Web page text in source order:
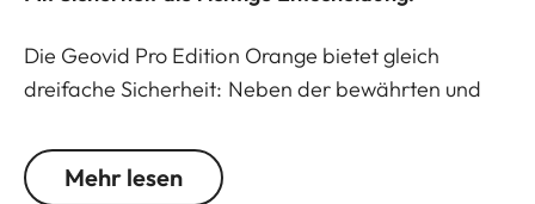
Die Geovid Pro Edition Orange bietet gleich
dreifache Sicherheit: Neben der bewährten und
der Möglichkeit, präzise ballistische Schusswerte zu
ermitteln, macht dieses Fernglas den Jäger bei
Mehr lesen